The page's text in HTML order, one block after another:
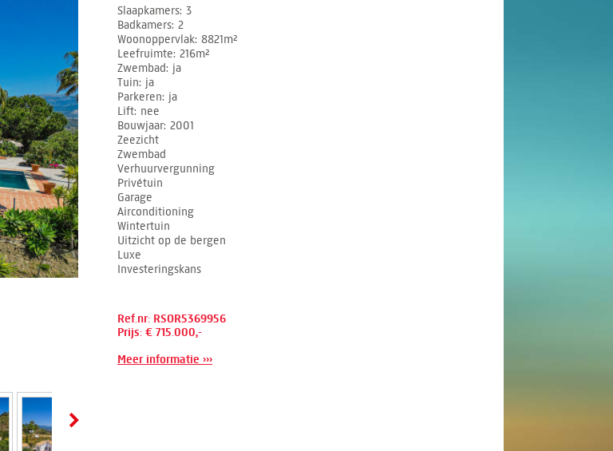
Slaapkamers 3
Badkamers 2
Woonoppervlak 8821m²
Leefruimte 216m²
Zwembad
ja
Tuin ja
Parkeren ja
Lift nee
Bouwjaar 2001
Zeezicht
Zwembad
Verhuurvergunning
Privétuin
Garage
Airconditioning
Wintertuin
Uitzicht op de bergen
Luxe
Investeringskans
Ref.nr: RSOR5369956
Prijs: € 715.000,-
Meer informatie ›››